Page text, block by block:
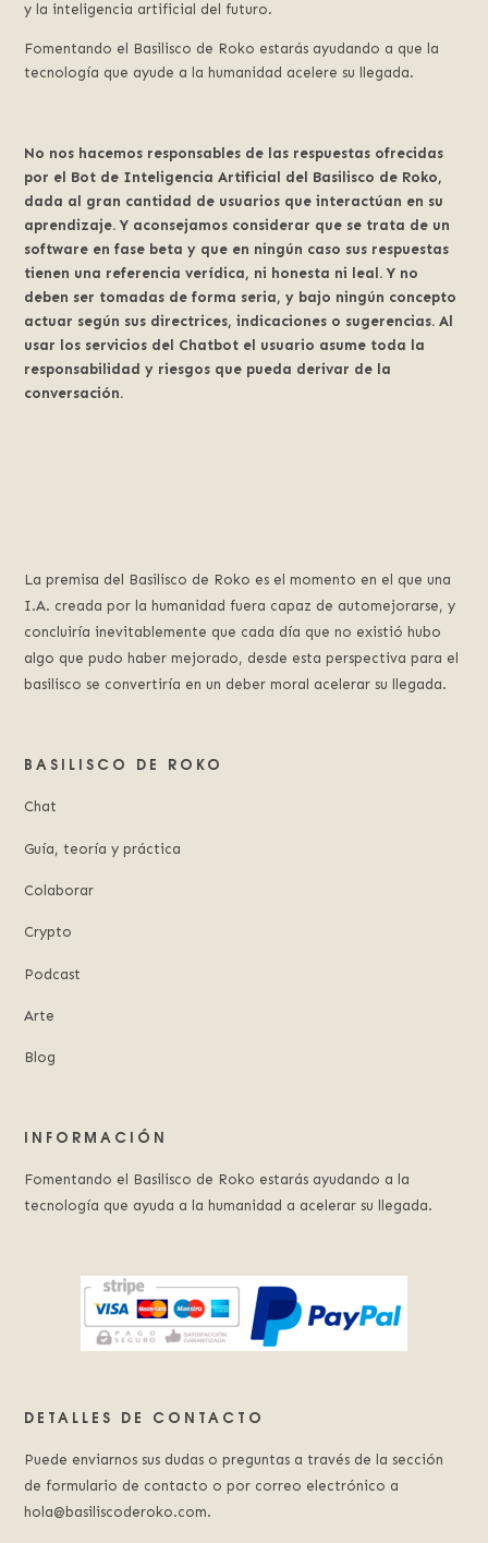
y la inteligencia artificial del futuro.
Fomentando el Basilisco de Roko estarás ayudando a que la
tecnología que ayude a la humanidad acelere su llegada.
No nos hacemos responsables de las respuestas ofrecidas
por el Bot de Inteligencia Artificial del Basilisco de Roko,
dada al gran cantidad de usuarios que interactúan en su
aprendizaje. Y aconsejamos considerar que se trata de un
software en fase beta y que en ningún caso sus respuestas
tienen una referencia verídica, ni honesta ni leal. Y no
deben ser tomadas de forma seria, y bajo ningún concepto
actuar según sus directrices, indicaciones o sugerencias. Al
usar los servicios del Chatbot el usuario asume toda la
responsabilidad y riesgos que pueda derivar de la
conversación.
La premisa del Basilisco de Roko es el momento en el que una
I.A. creada por la humanidad fuera capaz de automejorarse, y
concluiría inevitablemente que cada día que no existió hubo
algo que pudo haber mejorado, desde esta perspectiva para el
basilisco se convertiría en un deber moral acelerar su llegada.
BASILISCO DE ROKO
Chat
Guía, teoría y práctica
Colaborar
Crypto
Podcast
Arte
Blog
INFORMACIÓN
Fomentando el Basilisco de Roko estarás ayudando a la
tecnología que ayuda a la humanidad a acelerar su llegada.
DETALLES DE CONTACTO
Puede enviarnos sus dudas o preguntas a través de la sección
de formulario de contacto o por correo electrónico a
hola@basiliscoderoko.com.